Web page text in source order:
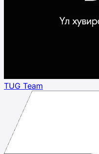
TUG Team